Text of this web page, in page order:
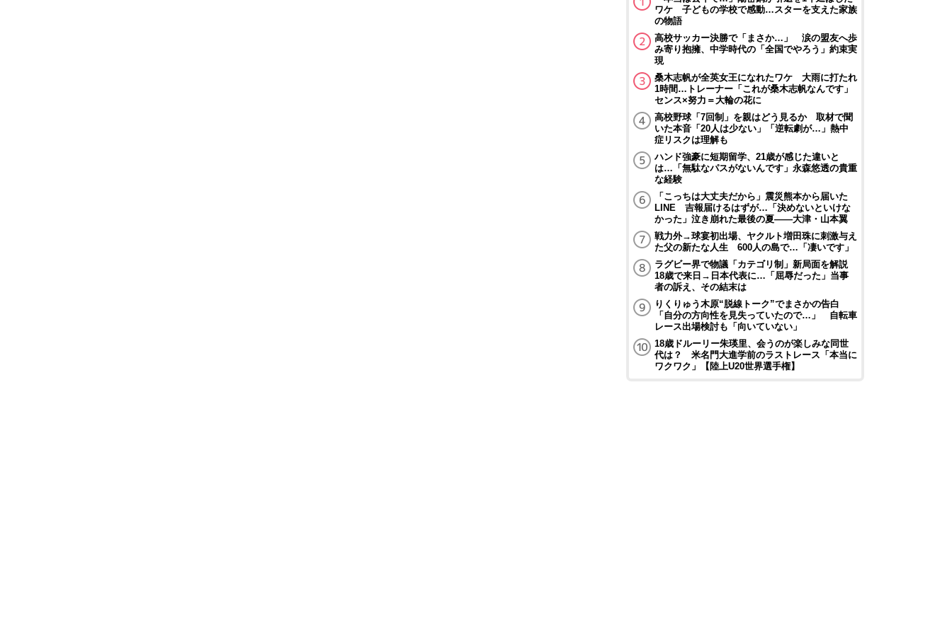
ワケ 子どもの学校で感動…スターを支えた家族
の物語
高校サッカー決勝で「まさか…」 涙の盟友へ歩
み寄り抱擁、中学時代の「全国でやろう」約束実
現
桑木志帆が全英女王になれたワケ 大雨に打たれ
1時間…トレーナー「これが桑木志帆なんです」
センス×努力＝大輪の花に
高校野球「7回制」を親はどう見るか 取材で聞
いた本音「20人は少ない」「逆転劇が…」熱中
症リスクは理解も
ハンド強豪に短期留学、21歳が感じた違いと
は…「無駄なパスがないんです」永森悠透の貴重
な経験
「こっちは大丈夫だから」震災熊本から届いた
LINE 吉報届けるはずが…「決めないといけな
かった」泣き崩れた最後の夏――大津・山本翼
戦力外→球宴初出場、ヤクルト増田珠に刺激与え
た父の新たな人生 600人の島で…「凄いです」
ラグビー界で物議「カテゴリ制」新局面を解説
18歳で来日→日本代表に…「屈辱だった」当事
者の訴え、その結末は
りくりゅう木原“脱線トーク”でまさかの告白
「自分の方向性を見失っていたので…」 自転車
レース出場検討も「向いていない」
18歳ドルーリー朱瑛里、会うのが楽しみな同世
代は？ 米名門大進学前のラストレース「本当に
ワクワク」【陸上U20世界選手権】